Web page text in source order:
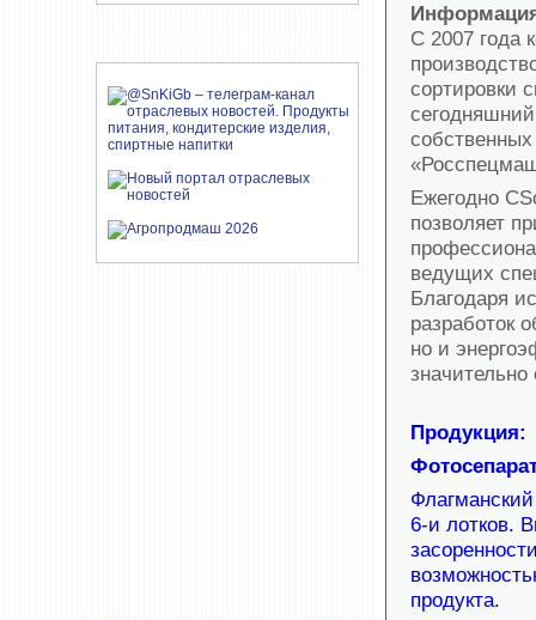
С 2007 года
сортировки
Ежегодно
позволяет
ведущих
Благодаря
разработок
но и
Продукция:
6-и лотков.
продукта.